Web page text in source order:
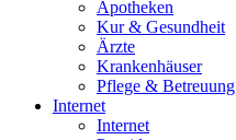
Apotheken
Kur & Gesundheit
Ärzte
Krankenhäuser
Pflege & Betreuung
Internet
Internet